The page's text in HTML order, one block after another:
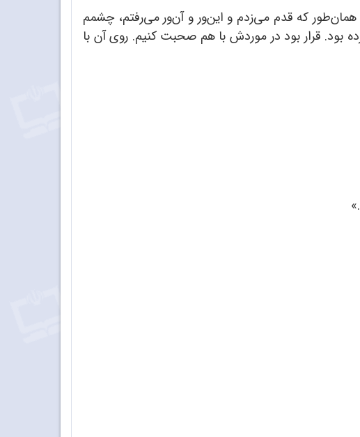
همان‌طور که قدم می‌زدم و این‌ور و آن‌ور می‌رفتم، چشمم
بود. قرار بود در موردش با هم صحبت کنیم. روی آن با